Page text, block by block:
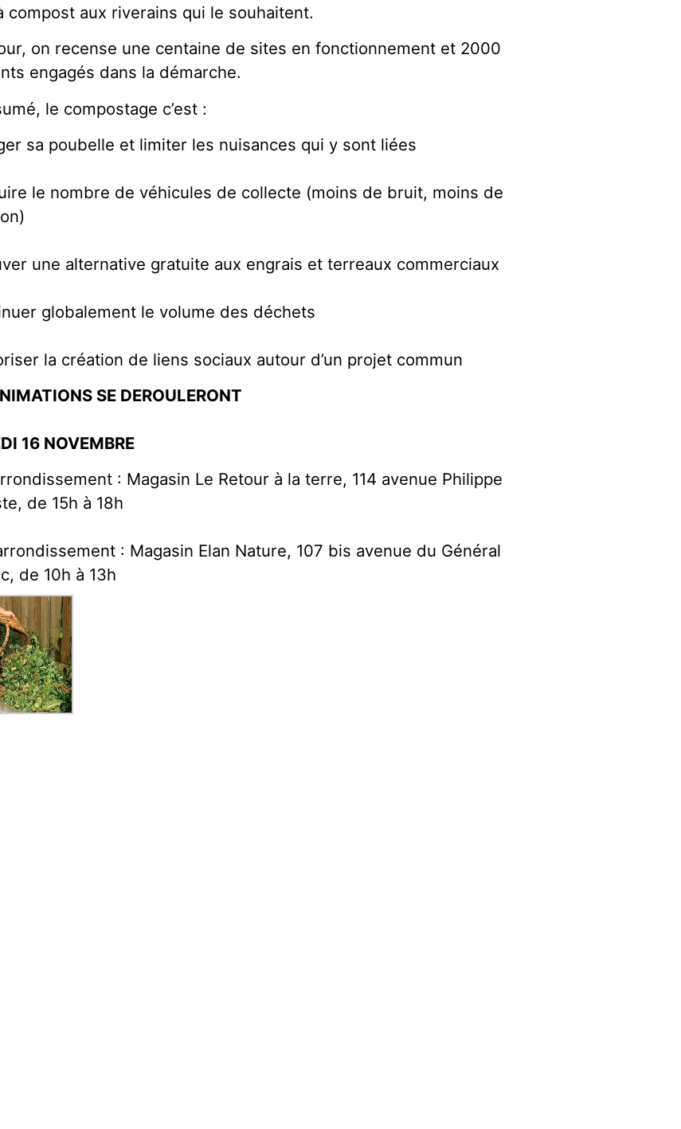
compost aux riverains qui le souhaitent.
on recense une centaine de sites en fonctionnement et 2000
engagés dans la démarche.
le compostage c’est :
sa poubelle et limiter les nuisances qui y sont liées
le nombre de véhicules de collecte (moins de bruit, moins de
une alternative gratuite aux engrais et terreaux commerciaux
globalement le volume des déchets
la création de liens sociaux autour d’un projet commun
SE DEROULERONT
16 NOVEMBRE
: Magasin Le Retour à la terre, 114 avenue Philippe
de 15h à 18h
: Magasin Elan Nature, 107 bis avenue du Général
de 10h à 13h